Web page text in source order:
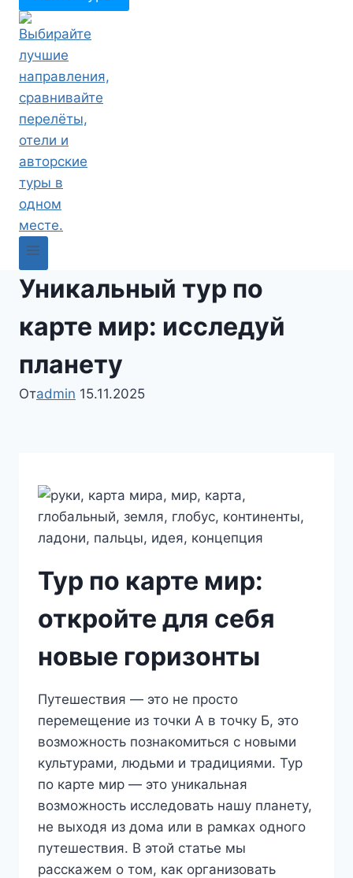
Уникальный тур по
карте мир: исследуй
планету
Отadmin 15.11.2025
Тур по карте мир:
откройте для себя
новые горизонты
Путешествия — это не просто
перемещение из точки А в точку Б, это
возможность познакомиться с новыми
культурами, людьми и традициями. Тур
по карте мир — это уникальная
возможность исследовать нашу планету,
не выходя из дома или в рамках одного
путешествия. В этой статье мы
расскажем о том, как организовать